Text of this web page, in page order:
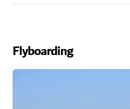
Flyboarding